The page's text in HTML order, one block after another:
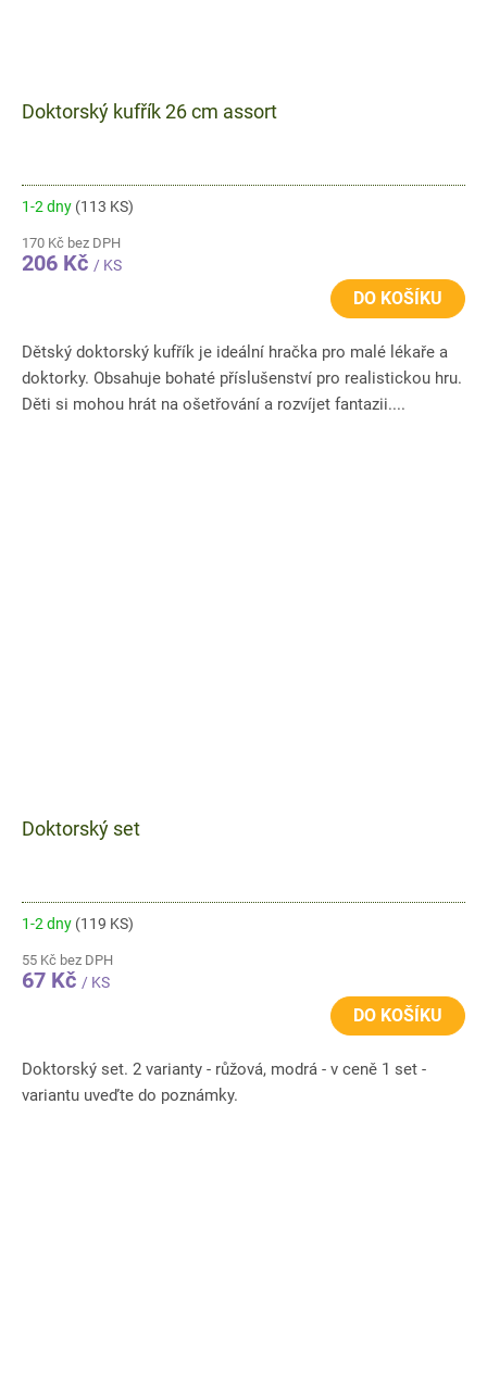
Doktorský kufřík 26 cm assort
1-2 dny (113 KS)
170 Kč bez DPH
206 Kč / KS
DO KOŠÍKU
Dětský doktorský kufřík je ideální hračka pro malé lékaře a
doktorky. Obsahuje bohaté příslušenství pro realistickou hru.
Děti si mohou hrát na ošetřování a rozvíjet fantazii....
Doktorský set
1-2 dny (119 KS)
55 Kč bez DPH
67 Kč / KS
DO KOŠÍKU
Doktorský set. 2 varianty - růžová, modrá - v ceně 1 set -
variantu uveďte do poznámky.